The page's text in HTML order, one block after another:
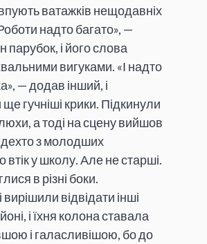
ватажків нещодавніх
надто багато», —
парубок, і його слова
вигуками. «І надто
— додав інший, і
гучніші крики. Підкинули
а тоді на сцену вийшов
дехто з молодших
втік у школу. Але не старші.
в різні боки.
вирішили відвідати інші
і їхня колона ставала
і галасливішою, бо до